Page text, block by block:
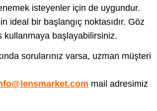
isteyenler için de uygundur.
ideal bir başlangıç noktasıdır. Göz
kullanmaya başlayabilirsiniz.
sorularınız varsa, uzman müşteri
mail adresimiz